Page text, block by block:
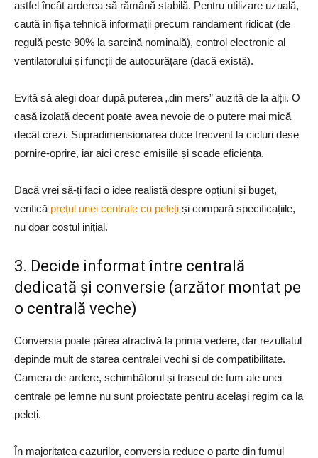
astfel încât arderea să rămână stabilă. Pentru utilizare uzuală,
caută în fișa tehnică informații precum randament ridicat (de
regulă peste 90% la sarcină nominală), control electronic al
ventilatorului și funcții de autocurățare (dacă există).
Evită să alegi doar după puterea „din mers” auzită de la alții. O
casă izolată decent poate avea nevoie de o putere mai mică
decât crezi. Supradimensionarea duce frecvent la cicluri dese
pornire-oprire, iar aici cresc emisiile și scade eficiența.
Dacă vrei să-ți faci o idee realistă despre opțiuni și buget,
verifică prețul unei centrale cu peleți și compară specificațiile,
nu doar costul inițial.
3. Decide informat între centrală
dedicată și conversie (arzător montat pe
o centrală veche)
Conversia poate părea atractivă la prima vedere, dar rezultatul
depinde mult de starea centralei vechi și de compatibilitate.
Camera de ardere, schimbătorul și traseul de fum ale unei
centrale pe lemne nu sunt proiectate pentru același regim ca la
peleți.
În majoritatea cazurilor, conversia reduce o parte din fumul